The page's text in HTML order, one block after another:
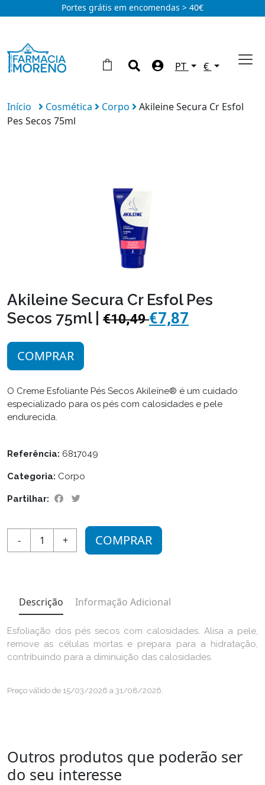
Portes grátis em encomendas > 40€
PT €
Início Cosmética Corpo
Akileine Secura Cr Esfol
Pes Secos 75ml
Akileine Secura Cr Esfol Pes
Secos 75ml | €10,49€7,87
COMPRAR
O Creme Esfoliante Pés Secos Akileïne® é um cuidado
especializado para os pés com calosidades e pele
endurecida.
Referência: 6817049
Categoria: Corpo
Partilhar:
- 1 + COMPRAR
Descrição Informação Adicional
Esfoliação dos pés secos com calosidades. Alisa a pele,
remove as células mortas e prepara para a hidratação,
contribuindo para a diminuição das calosidades.
Preço válido de 15/03/2026 a 31/08/2026.
Outros produtos que poderão ser
do seu interesse